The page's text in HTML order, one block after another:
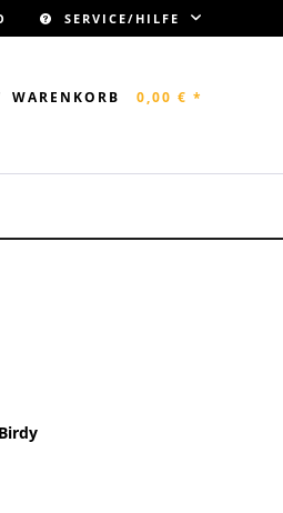
SERVICE/HILFE
WARENKORB 0,00 € *